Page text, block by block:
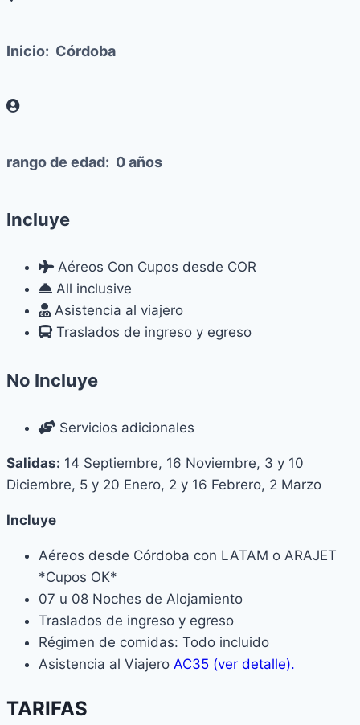
Inicio: Córdoba
rango de edad: 0 años
Incluye
Aéreos Con Cupos desde COR
All inclusive
Asistencia al viajero
Traslados de ingreso y egreso
No Incluye
Servicios adicionales
Salidas: 14 Septiembre, 16 Noviembre, 3 y 10
Diciembre, 5 y 20 Enero, 2 y 16 Febrero, 2 Marzo
Incluye
Aéreos desde Córdoba con LATAM o ARAJET
*Cupos OK*
07 u 08 Noches de Alojamiento
Traslados de ingreso y egreso
Régimen de comidas: Todo incluido
Asistencia al Viajero AC35 (ver detalle).
TARIFAS